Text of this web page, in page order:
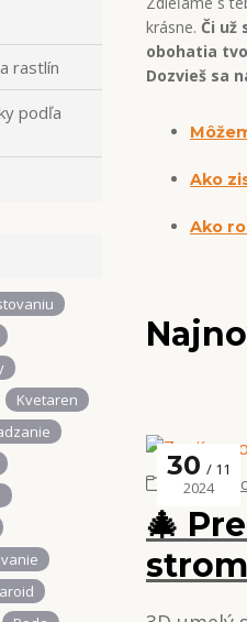
rastlín
podľa
Kvetaren
aroid
krásne. Či
obohatia
Dozvieš sa
Ako
Ako
🎄
30
11
2024